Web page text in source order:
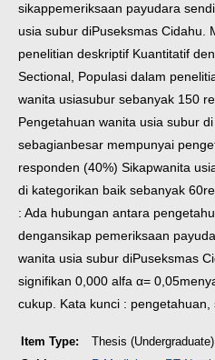
sikappemeriksaan payudara
usia subur diPuseksmas Cidahu.
penelitian deskriptif Kuantitatif
Sectional, Populasi dalam
wanita usiasubur sebanyak 150
Pengetahuan wanita usia subur
sebagianbesar mempunyai
responden (40%) Sikapwanita
di kategorikan baik sebanyak 60
: Ada hubungan antara
dengansikap pemeriksaan
wanita usia subur diPuseksmas
signifikan 0,000 alfa α= 0,05
cukup. Kata kunci : pengetahuan,
Item Type:
Thesis (Undergraduate)